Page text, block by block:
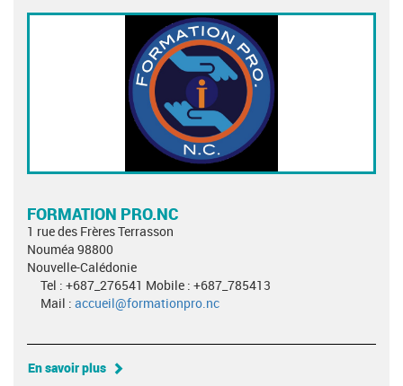
FORMATION PRO.NC
1 rue des Frères Terrasson
Nouméa 98800
Nouvelle-Calédonie
Tel : +687_276541 Mobile : +687_785413
Mail : accueil@formationpro.nc
En savoir plus